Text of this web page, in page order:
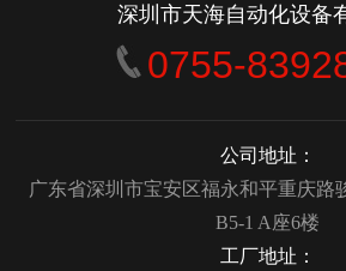
深圳市天海自动化设备
0755-
公司地址：
广东省深圳市宝安区福永和平重庆路
B5-1 A座6楼
工厂地址：